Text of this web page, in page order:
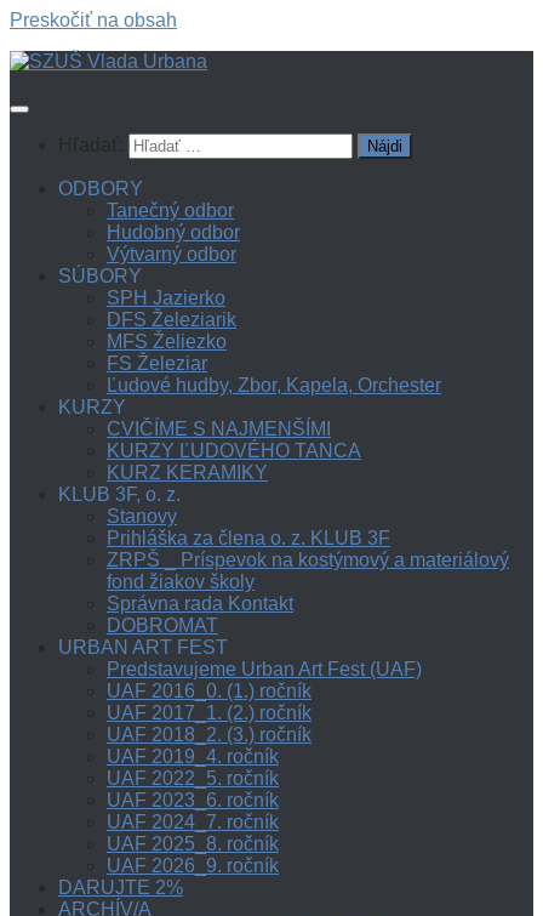
Preskočiť na obsah
ODBORY
Tanečný odbor
Hudobný odbor
Výtvarný odbor
SÚBORY
SPH Jazierko
DFS Železiarik
MFS Želiezko
FS Železiar
Ľudové hudby, Zbor, Kapela, Orchester
KURZY
CVIČÍME S NAJMENŠÍMI
KURZY ĽUDOVÉHO TANCA
KURZ KERAMIKY
KLUB 3F, o. z.
Stanovy
Prihláška za člena o. z. KLUB 3F
ZRPŠ _ Príspevok na kostýmový a materiálový
fond žiakov školy
Správna rada Kontakt
DOBROMAT
URBAN ART FEST
Predstavujeme Urban Art Fest (UAF)
UAF 2016_0. (1.) ročník
UAF 2017_1. (2.) ročník
UAF 2018_2. (3.) ročník
UAF 2019_4. ročník
UAF 2022_5. ročník
UAF 2023_6. ročník
UAF 2024_7. ročník
UAF 2025_8. ročník
UAF 2026_9. ročník
DARUJTE 2%
ARCHÍV/A